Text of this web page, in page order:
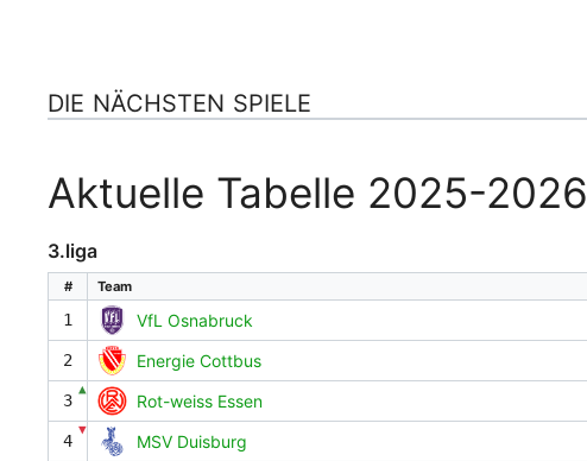
DIE NÄCHSTEN SPIELE
Aktuelle Tabelle 2025-2026
3.liga
# Team
1 VfL Osnabruck
2 Energie Cottbus
3
▲
Rot-weiss Essen
4
▼
MSV Duisburg